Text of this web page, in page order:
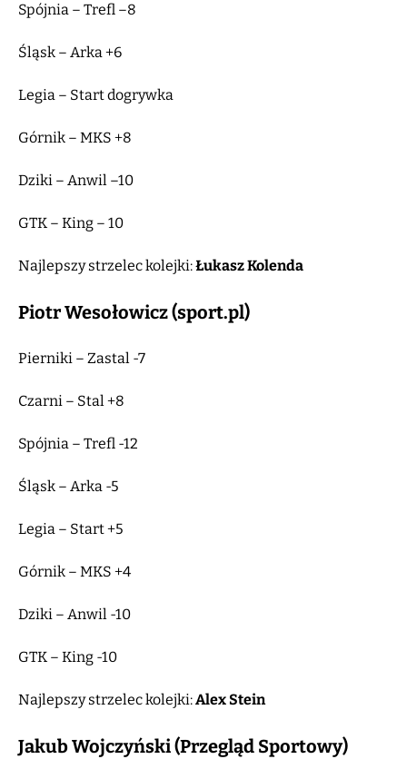
Spójnia – Trefl –8
Śląsk – Arka +6
Legia – Start dogrywka
Górnik – MKS +8
Dziki – Anwil –10
GTK – King – 10
Najlepszy strzelec kolejki:Łukasz Kolenda
Piotr Wesołowicz (sport.pl)
Pierniki – Zastal -7
Czarni – Stal +8
Spójnia – Trefl -12
Śląsk – Arka -5
Legia – Start +5
Górnik – MKS +4
Dziki – Anwil -10
GTK – King -10
Najlepszy strzelec kolejki:Alex Stein
Jakub Wojczyński (Przegląd Sportowy)